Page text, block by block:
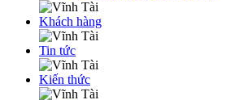
Khách hàng
Tin tức
Kiến thức